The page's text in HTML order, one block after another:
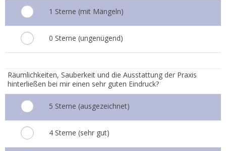
1 Sterne (mit Mängeln)
0 Sterne (ungenügend)
Räumlichkeiten, Sauberkeit und die Ausstattung der Praxis
hinterließen bei mir einen sehr guten Eindruck?
5 Sterne (ausgezeichnet)
4 Sterne (sehr gut)